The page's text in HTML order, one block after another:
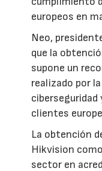
europeos en
Neo,
que la
supone un
realizado por
clientes
La obtención
Hikvision
sector en